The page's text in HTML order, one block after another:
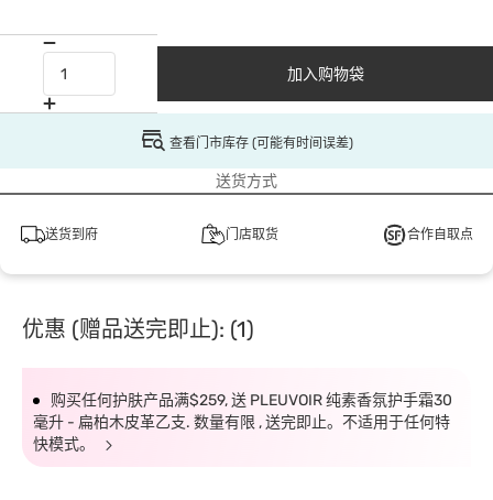
加入购物袋
查看门市库存 (可能有时间误差)
送货方式
送货到府 门店取货 合作自取点
优惠 (赠品送完即止): (1)
购买任何护肤产品满$259, 送 PLEUVOIR 纯素香氛护手霜30
毫升 - 扁柏木皮革乙支. 数量有限 , 送完即止。不适用于任何特
快模式。